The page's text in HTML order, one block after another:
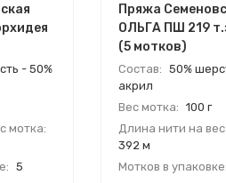
- 50%
мотка:
5
Пряжа
ОЛЬГА ПШ 219
(5 мотков)
Состав: 50%
акрил
Вес мотка: 100 г
Длина нити на
392 м
Мотков в упаковке: